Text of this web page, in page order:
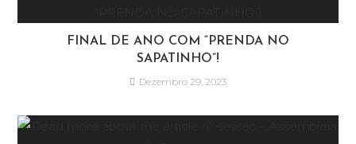
FINAL DE ANO COM “PRENDA NO
SAPATINHO”!
Dezembro 29, 2023